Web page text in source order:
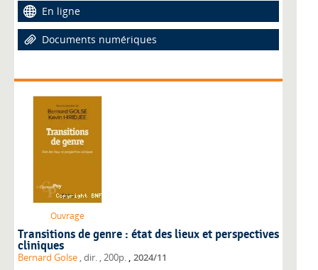
En ligne
Documents numériques
Ouvrage
Transitions de genre : état des lieux et perspectives
cliniques
Bernard Golse , dir. , 200p. , 2024/11